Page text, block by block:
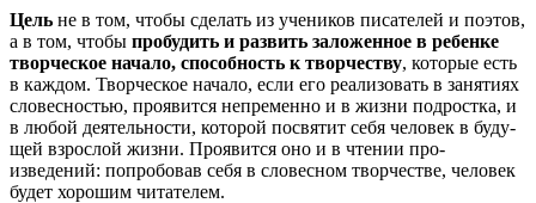
Цель не в том, чтобы сделать из учеников писателей и поэтов,
а в том, чтобы пробудить и развить заложен­ное в ребенке
творческое начало, способность к твор­честву, которые есть
в каждом. Творческое начало, если его реализовать в занятиях
словесностью, про­явится непременно и в жизни подростка, и
в любой деятельности, которой посвятит себя человек в буду­
щей взрослой жизни. Проявится оно и в чтении про­
изведений: попробовав себя в словесном творчестве, человек
будет хорошим читателем.